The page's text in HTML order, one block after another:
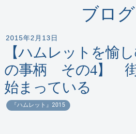
ブログ
2015年2月13日
【ハムレットを愉
の事柄 その4】 街
始まっている
『ハムレット』2015